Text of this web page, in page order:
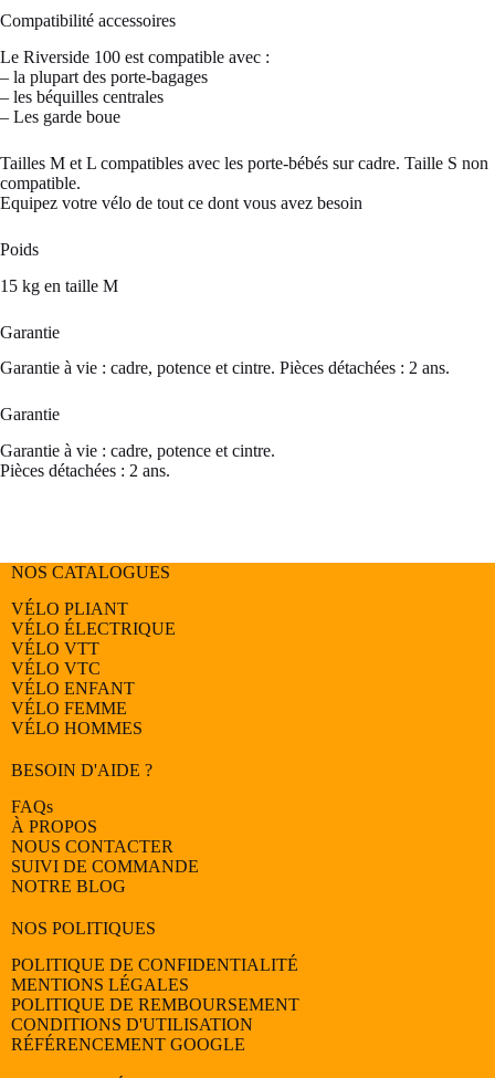
Compatibilité accessoires
Le Riverside 100 est compatible avec :
– la plupart des porte-bagages
– les béquilles centrales
– Les garde boue
Tailles M et L compatibles avec les porte-bébés sur cadre. Taille S non
compatible.
Equipez votre vélo de tout ce dont vous avez besoin
Poids
15 kg en taille M
Garantie
Garantie à vie : cadre, potence et cintre. Pièces détachées : 2 ans.
Garantie
Garantie à vie : cadre, potence et cintre.
Pièces détachées : 2 ans.
NOS CATALOGUES
VÉLO PLIANT
VÉLO ÉLECTRIQUE
VÉLO VTT
VÉLO VTC
VÉLO ENFANT
VÉLO FEMME
VÉLO HOMMES
BESOIN D'AIDE ?
FAQs
À PROPOS
NOUS CONTACTER
SUIVI DE COMMANDE
NOTRE BLOG
NOS POLITIQUES
POLITIQUE DE CONFIDENTIALITÉ
MENTIONS LÉGALES
POLITIQUE DE REMBOURSEMENT
CONDITIONS D'UTILISATION
RÉFÉRENCEMENT GOOGLE